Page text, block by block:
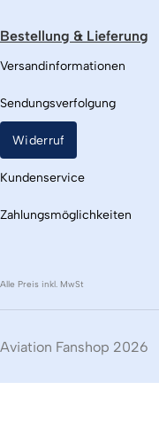
Bestellung & Lieferung
Versandinformationen
Sendungsverfolgung
Widerruf
Kundenservice
Zahlungsmöglichkeiten
Alle Preis inkl. MwSt
Aviation Fanshop 2026